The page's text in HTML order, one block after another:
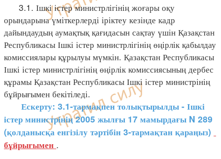
3.1. Ішкі істер министрлігінің жоғары оқу
орындарына үміткерлерді іріктеу кезінде кадр
дайындаудың аумақтық қағидасын сақтау үшін Қазақстан
Республикасы Ішкі істер министрлігінің өңірлік қабылдау
комиссиялары құрылуы мүмкін. Қазақстан Республикасы
Ішкі істер министрлігінің өңірлік комиссиясының дербес
құрамы Қазақстан Республикасы Ішкі істер министрінің
бұйрығымен бекітіледі.
Ескерту: 3.1-тармақпен толықтырылды - Ішкі
істер министрінің 2005 жылғы 17 мамырдағы N 289
(қолданысқа енгізілу тәртібін 3-тармақтан қараңыз)
бұйрығымен .